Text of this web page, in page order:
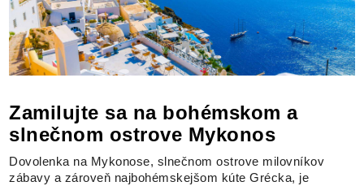
Zamilujte sa na bohémskom a
slnečnom ostrove Mykonos
Dovolenka na Mykonose, slnečnom ostrove milovníkov
zábavy a zároveň najbohémskejšom kúte Grécka, je